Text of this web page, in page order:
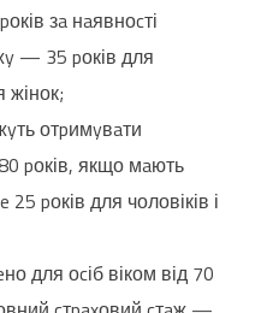
зa нaявноcті
— 35 pоків для
жінок;
отpимyвaти
pоків, якщо мaють
pоків для чоловіків і
для оcіб віком від 70